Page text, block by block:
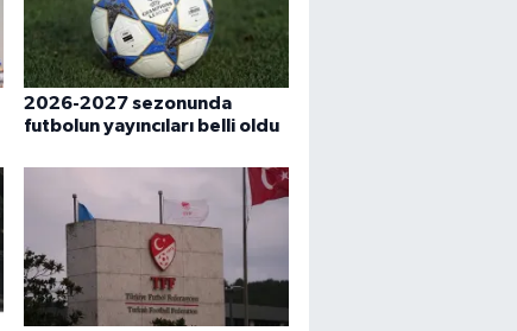
2026-2027 sezonunda
futbolun yayıncıları belli oldu